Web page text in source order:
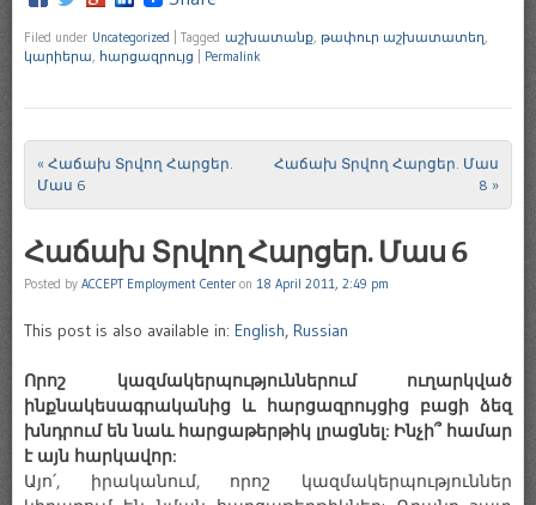
Filed under Uncategorized Tagged աշխատանք, թափուր աշխատատեղ,
կարիերա, հարցազրույց Permalink
Post navigation
« Հաճախ Տրվող Հարցեր.
Մաս 6
Հաճախ Տրվող Հարցեր. Մաս
8 »
Հաճախ Տրվող Հարցեր. Մաս 6
Posted by ACCEPT Employment Center on 18 April 2011, 2:49 pm
This post is also available in: English, Russian
Որոշ կազմակերպություններում ուղարկված
ինքնակեսագրականից և հարցազրույցից բացի ձեզ
խնդրում են նաև հարցաթերթիկ լրացնել: Ինչի՞ համար
է այն հարկավոր:
Այո՛, իրականում, որոշ կազմակերպություններ